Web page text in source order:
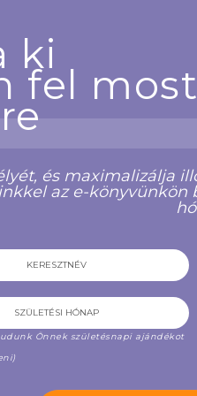
ki
fel
és maximalizálja
az e-könyvünkön
Önnek születésnapi ajándékot
Emotions: Hogyan használd a
az érzelmi jóléthez (1...
500 Ft
MOST